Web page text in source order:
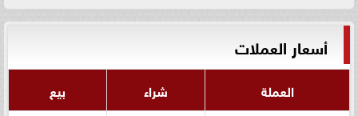
أسعار العملات
العملة شراء بيع